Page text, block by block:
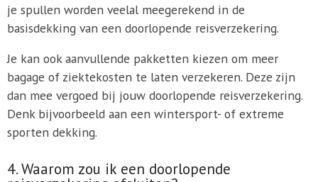
je spullen worden veelal meegerekend in de
basisdekking van een doorlopende reisverzekering.
Je kan ook aanvullende pakketten kiezen om meer
bagage of ziektekosten te laten verzekeren. Deze zijn
dan mee vergoed bij jouw doorlopende reisverzekering.
Denk bijvoorbeeld aan een wintersport- of extreme
sporten dekking.
4. Waarom zou ik een doorlopende